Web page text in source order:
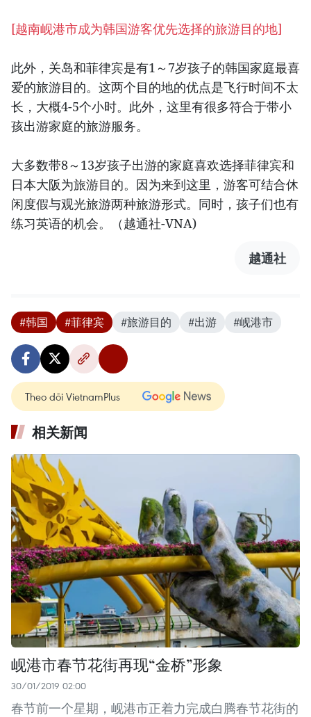
[越南岘港市成为韩国游客优先选择的旅游目的地]
此外，关岛和菲律宾是有1～7岁孩子的韩国家庭最喜
爱的旅游目的。这两个目的地的优点是飞行时间不太
长，大概4-5个小时。此外，这里有很多符合于带小
孩出游家庭的旅游服务。
大多数带8～13岁孩子出游的家庭喜欢选择菲律宾和
日本大阪为旅游目的。因为来到这里，游客可结合休
闲度假与观光旅游两种旅游形式。同时，孩子们也有
练习英语的机会。（越通社-VNA)
越通社
#韩国 #菲律宾 #旅游目的 #出游 #岘港市
Theo dõi VietnamPlus
相关新闻
岘港市春节花街再现“金桥”形象
30/01/2019 02:00
春节前一个星期，岘港市正着力完成白腾春节花街的